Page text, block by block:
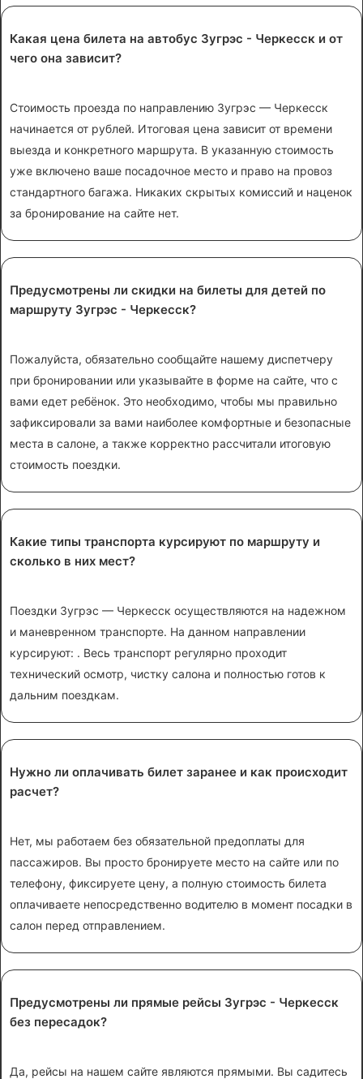
Какая цена билета на автобус Зугрэс - Черкесск и от
чего она зависит?
Стоимость проезда по направлению Зугрэс — Черкесск
начинается от рублей. Итоговая цена зависит от времени
выезда и конкретного маршрута. В указанную стоимость
уже включено ваше посадочное место и право на провоз
стандартного багажа. Никаких скрытых комиссий и наценок
за бронирование на сайте нет.
Предусмотрены ли скидки на билеты для детей по
маршруту Зугрэс - Черкесск?
Пожалуйста, обязательно сообщайте нашему диспетчеру
при бронировании или указывайте в форме на сайте, что с
вами едет ребёнок. Это необходимо, чтобы мы правильно
зафиксировали за вами наиболее комфортные и безопасные
места в салоне, а также корректно рассчитали итоговую
стоимость поездки.
Какие типы транспорта курсируют по маршруту и
сколько в них мест?
Поездки Зугрэс — Черкесск осуществляются на надежном
и маневренном транспорте. На данном направлении
курсируют: . Весь транспорт регулярно проходит
технический осмотр, чистку салона и полностью готов к
дальним поездкам.
Нужно ли оплачивать билет заранее и как происходит
расчет?
Нет, мы работаем без обязательной предоплаты для
пассажиров. Вы просто бронируете место на сайте или по
телефону, фиксируете цену, а полную стоимость билета
оплачиваете непосредственно водителю в момент посадки в
салон перед отправлением.
Предусмотрены ли прямые рейсы Зугрэс - Черкесск
без пересадок?
Да, рейсы на нашем сайте являются прямыми. Вы садитесь